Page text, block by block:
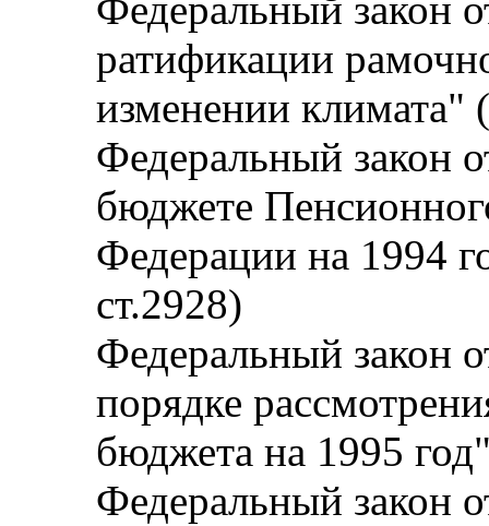
ратификации
изменении
Федеральный закон
бюджете
Федерации на 1994
ст.2928)
Федеральный закон
порядке
бюджета на 1995
Федеральный закон